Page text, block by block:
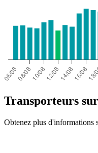
Transporteurs
Obtenez plus d'informations